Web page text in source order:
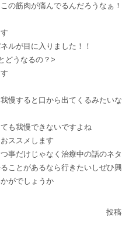
の筋肉が痛んでるんだろうなぁ
ルが目に入りました！！
どうなるの？>
慢すると口から出てくるみたい
も我慢できないですよね
ススメします
事だけじゃなく治療中の話のネ
ことがあるなら行きたいしぜひ
がでしょうか
投